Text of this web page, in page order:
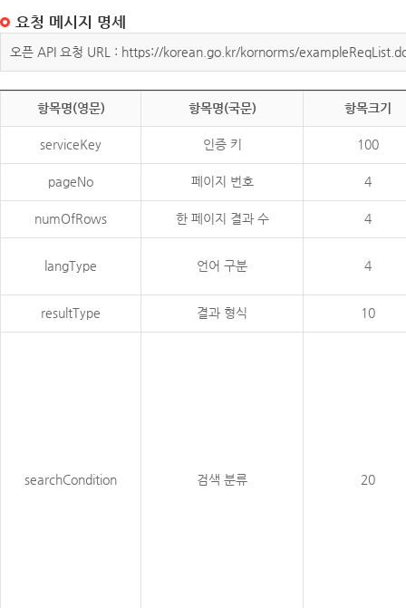
요청 메시지 명세
오픈 API 요청 URL : https://korean.go.kr/kornorms/
항목명(영문) 항목명(국문) 항목크기
serviceKey 인증 키 100
pageNo 페이지 번호 4
numOfRows 한 페이지 결과 수 4
langType 언어 구분 4
resultType 결과 형식 10
searchCondition 검색 분류 20